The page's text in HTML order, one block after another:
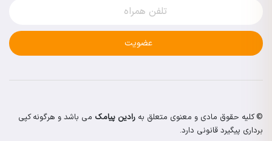
عضویت
© کلیه حقوق مادی و معنوی متعلق به رادین پیامک می باشد و هرگونه کپی
برداری پیگیرد قانونی دارد.